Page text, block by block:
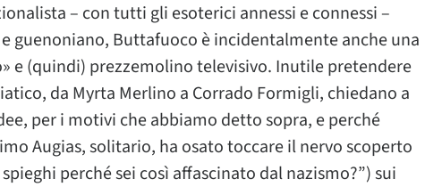
– con tutti gli esoterici annessi e connessi –
guenoniano, Buttafuoco è incidentalmente anche una
e (quindi) prezzemolino televisivo. Inutile pretendere
da Myrta Merlino a Corrado Formigli, chiedano a
per i motivi che abbiamo detto sopra, e perché
Augias, solitario, ha osato toccare il nervo scoperto
perché sei così affascinato dal nazismo?”) sui